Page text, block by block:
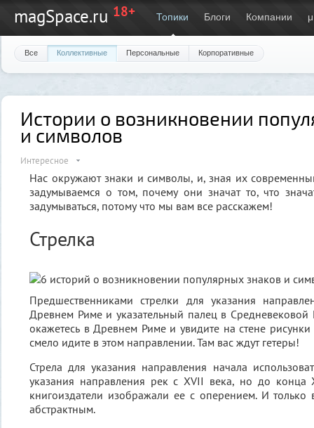
magSpace.ru 18+ Топики Блоги Компании μ
Все Коллективные Персональные Корпоративные
Истории о возникновении
и символов
Интересное
Нас окружают знаки и символы, и, зная их
задумываемся о том, почему они значат то, что
задумываться, потому что мы вам все расскажем!
Стрелка
Предшественниками стрелки для указания
Древнем Риме и указательный палец в
окажетесь в Древнем Риме и увидите на стене
смело идите в этом направлении. Там вас ждут гетеры!
Стрела для указания направления начала
указания направления рек с XVII века, но до конца
книгоиздатели изображали ее с оперением. И только
абстрактным.